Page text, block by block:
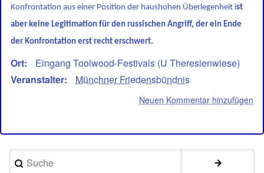
Konfrontation aus einer Position der haushohen Überlegenheit ist
aber keine Legitimation für den russischen Angriff, der ein Ende
der Konfrontation erst recht erschwert.
Ort
Eingang Toolwood-Festivals (U Theresienwiese)
Veranstalter
Münchner Friedensbündnis
Neuen Kommentar hinzufügen
Suche